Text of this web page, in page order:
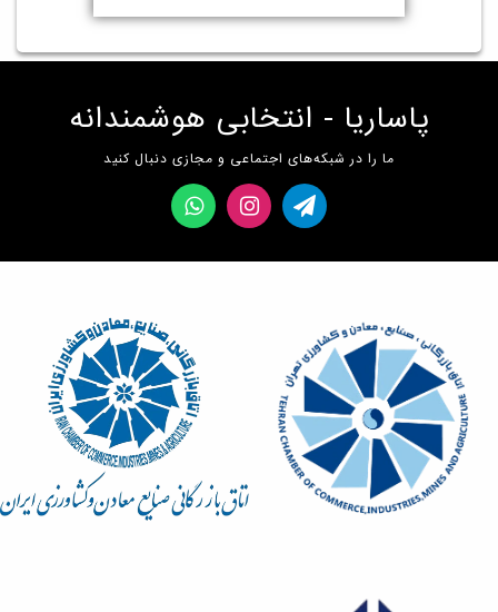
پاساریا - انتخابی هوشمندانه
ما را در شبکه‌های اجتماعی و مجازی دنبال کنید